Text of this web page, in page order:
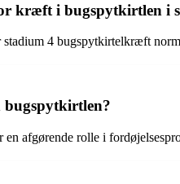
kræft i bugspytkirtlen i
4 bugspytkirtelkræft
bugspytkirtlen?
afgørende rolle i